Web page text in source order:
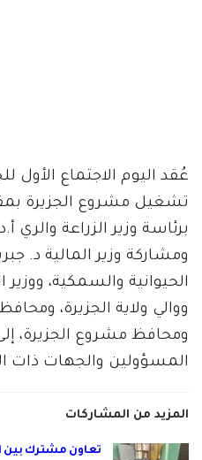
عُقد اليوم الاجتماع الأول
تشغيل مشروع الجزيرة بمقر
برئاسة وزير الزراعة
ومشاركة وزير المالية د.
الحيوانية والسمكية،
ووالي ولاية الجزيرة،
ومحافظ مشروع الجزيرة،
المسؤولين والجهات ذات
المزيد من المشاركات
تعاون مشترك بين